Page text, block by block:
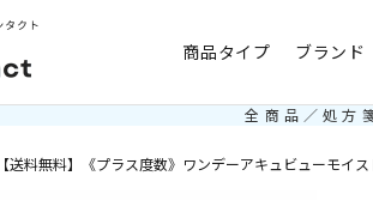
商品タイプ ブランド
全商品／処方
【送料無料】《プラス度数》ワンデーアキュビューモイ